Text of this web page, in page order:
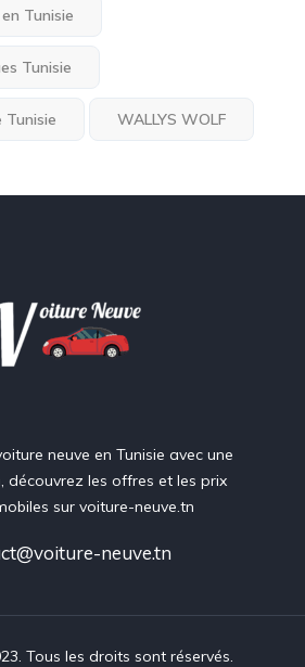
Tunisie
Tunisie
Tunisie WALLYS WOLF
neuve en Tunisie avec une
découvrez les offres et les prix
sur voiture-neuve.tn
neuve.tn
Tous les droits sont réservés.